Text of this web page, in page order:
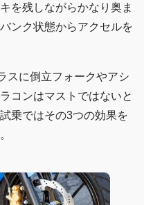
を残しながらかなり奥ま
ンク状態からアクセルを
スに倒立フォークやアシ
コンはマストではないと
乗ではその3つの効果を